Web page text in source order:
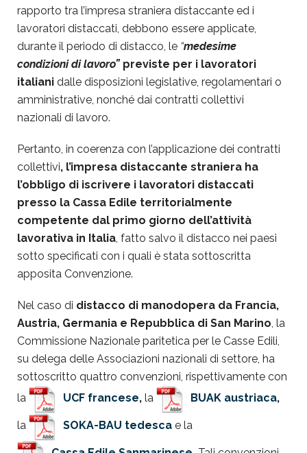
rapporto tra l’impresa straniera distaccante ed i
lavoratori distaccati, debbono essere applicate,
durante il periodo di distacco, le “medesime
condizioni di lavoro”previste per i lavoratori
italiani dalle disposizioni legislative, regolamentari o
amministrative, nonché dai contratti collettivi
nazionali di lavoro.
Pertanto, in coerenza con l’applicazione dei contratti
collettivi, l’impresa distaccante straniera ha
l’obbligo di iscrivere i lavoratori distaccati
presso la Cassa Edile territorialmente
competente dal primo giorno dell’attività
lavorativa in Italia, fatto salvo il distacco nei paesi
sotto specificati con i quali è stata sottoscritta
apposita Convenzione.
Nel caso di distacco di manodopera da Francia,
Austria, Germania e Repubblica di San Marino, la
Commissione Nazionale paritetica per le Casse Edili,
su delega delle Associazioni nazionali di settore, ha
sottoscritto quattro convenzioni, rispettivamente con
la
UCF francese, la BUAK austriaca,
la SOKA-BAU tedesca e la